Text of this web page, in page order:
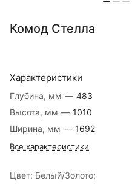
Комод Стелла
Характеристики
Глубина, мм — 483
Высота, мм — 1010
Ширина, мм — 1692
Все характеристики
Цвет: Белый/Золото;